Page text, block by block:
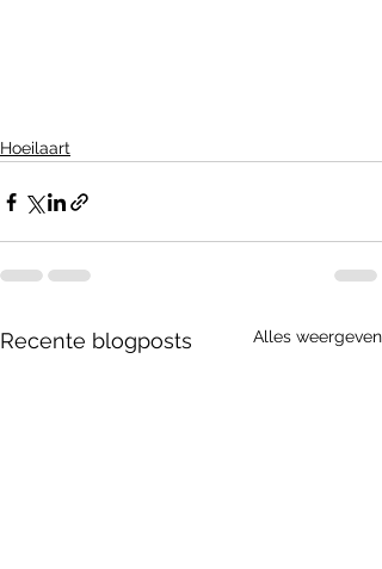
Hoeilaart
Recente blogposts Alles weergeven